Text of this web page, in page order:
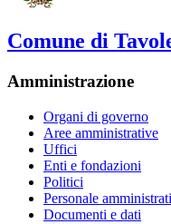
Comune di
Amministrazione
Organi di governo
Aree amministrative
Uffici
Enti e fondazioni
Politici
Personale
Documenti e dati